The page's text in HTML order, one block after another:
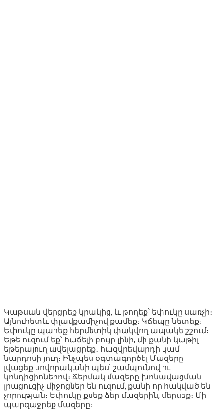
Կաթսան վերցրեք կրակից, և թողեք՝ եփուկը սառչի։
Այնուհետև փլավքամիչով քամեք։ Կճեպը նետեք։
Եփուկը պահեք հերմետիկ փակվող ապակե շշում։
Եթե ուզում եք՝ հաճելի բույր լինի, մի քանի կաթիլ
եթերայուղ ավելացրեք․ հազվրեվարդի կամ
նարդոսի յուղ։ Ինչպես օգտագործել Մազերը
լվացեք սովորականի պես՝ շամպունով ու
կոնդիցիոներով։ Ճերմակ մազերը խոնավացման
լրացուցիչ միջոցներ են ուզում, քանի որ հակված են
չորության։ Եփուկը քսեք ձեր մազերին, մերսեք։ Մի
պարզաջրեք մազերը։